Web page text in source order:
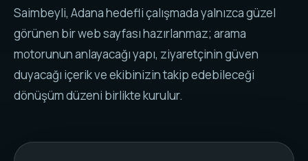
Saimbeyli, Adana hedefli çalışmada yalnızca güzel
görünen bir web sayfası hazırlanmaz; arama
motorunun anlayacağı yapı, ziyaretçinin güven
duyacağı içerik ve ekibinizin takip edebileceği
dönüşüm düzeni birlikte kurulur.